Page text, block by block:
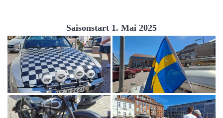
Saisonstart 1. Mai 2025